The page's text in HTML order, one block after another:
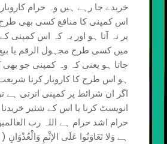
خریدے جا رہے ہیں وہ حرام
اس کمپنی کا منافع کسی بھی
پر نہ آتا ہو اور یہ کہ اس کمپنی
میں کسی طرح مجہول الرقم یا بیع
جاتا ہو یعنی کہ وہ کمپنی جو بھی
ہو اس طرح کا کاروبار کرنا
اگر ان شرائط پر کمپنی اترتی ہے
انویسٹ کرنا یا اس کے شئیر خریدنا
حرام اشد حرام ہے اللہ رب
ہے وَلا تَعَاوَنُوا عَلَى الإثْمِ وَالْعُدْوَانِ